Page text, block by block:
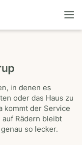
in denen es
oder das Haus zu
kommt der Service
auf Rädern bleibt
so lecker.